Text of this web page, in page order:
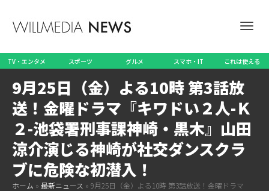
ビ
TV・エンタメ スポーツ グルメ スマホ・IT これは使える
9月25日（金）よる10時 第3話放
送！金曜ドラマ『キワドい２人-Ｋ
２-池袋署刑事課神崎・黒木』山田
涼介演じる神崎が社交ダンスクラ
ブに危険な初潜入！
ホーム » 最新ニュース » 9月25日（金）よる10時 第3話放送！金曜ドラマ